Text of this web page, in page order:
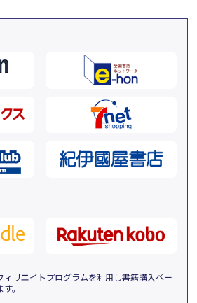
ィリエイトプログラムを利用し書籍購入ペー
。